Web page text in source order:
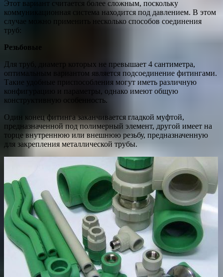
Этот вариант считается более сложным, поскольку
коммуникационная система находится под давлением. В этом
случае можно применить несколько способов соединения
труб:
Резьбовые
Для труб, диаметр которых не превышает 4 сантиметра,
оптимальным вариантом является подсоединение фитингами.
Такие удобные приспособления могут иметь различную
конфигурацию и параметры, однако имеют общую
конструктивную особенность.
Один конец фитинга заканчивается гладкой муфтой,
предназначенной под полимерный элемент, другой имеет на
торце внутреннюю или внешнюю резьбу, предназначенную
для закрепления металлической трубы.